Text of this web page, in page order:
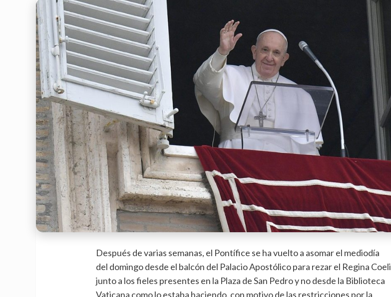
Después de varias semanas, el Pontífice se ha vuelto a asomar el mediodía
del domingo desde el balcón del Palacio Apostólico para rezar el Regina Coeli
junto a los fieles presentes en la Plaza de San Pedro y no desde la Biblioteca
Vaticana como lo estaba haciendo, con motivo de las restricciones por la